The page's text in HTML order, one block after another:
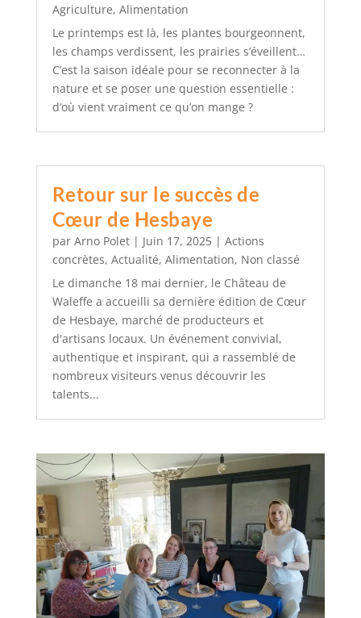
Agriculture, Alimentation
Le printemps est là, les plantes bourgeonnent,
les champs verdissent, les prairies s’éveillent…
C’est la saison idéale pour se reconnecter à la
nature et se poser une question essentielle :
d’où vient vraiment ce qu’on mange ?
Retour sur le succès de
Cœur de Hesbaye
par Arno Polet| Juin 17, 2025| Actions
concrètes, Actualité, Alimentation, Non classé
Le dimanche 18 mai dernier, le Château de
Waleffe a accueilli sa dernière édition de Cœur
de Hesbaye, marché de producteurs et
d'artisans locaux. Un événement convivial,
authentique et inspirant, qui a rassemblé de
nombreux visiteurs venus découvrir les
talents...